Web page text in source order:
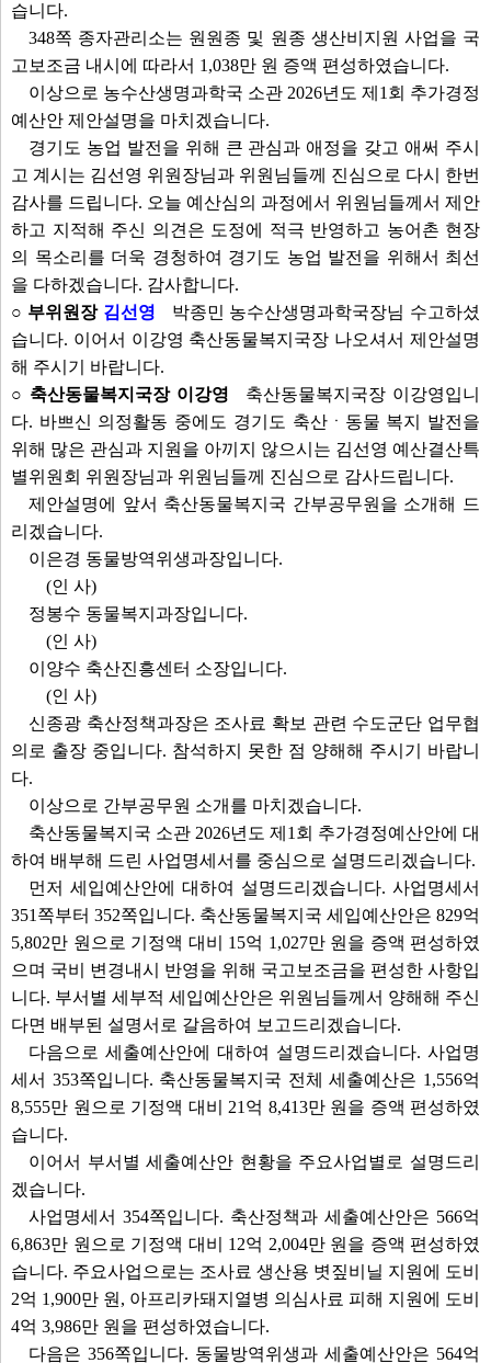
습니다.
348쪽 종자관리소는 원원종 및 원종 생산비지원 사업을 국
고보조금 내시에 따라서 1,038만 원 증액 편성하였습니다.
이상으로 농수산생명과학국 소관 2026년도 제1회 추가경정
예산안 제안설명을 마치겠습니다.
경기도 농업 발전을 위해 큰 관심과 애정을 갖고 애써 주시
고 계시는 김선영 위원장님과 위원님들께 진심으로 다시 한번
감사를 드립니다. 오늘 예산심의 과정에서 위원님들께서 제안
하고 지적해 주신 의견은 도정에 적극 반영하고 농어촌 현장
의 목소리를 더욱 경청하여 경기도 농업 발전을 위해서 최선
을 다하겠습니다. 감사합니다.
○ 부위원장 김선영
박종민 농수산생명과학국장님 수고하셨
습니다. 이어서 이강영 축산동물복지국장 나오셔서 제안설명
해 주시기 바랍니다.
○ 축산동물복지국장 이강영
축산동물복지국장 이강영입니
다. 바쁘신 의정활동 중에도 경기도 축산ㆍ동물 복지 발전을
위해 많은 관심과 지원을 아끼지 않으시는 김선영 예산결산특
별위원회 위원장님과 위원님들께 진심으로 감사드립니다.
제안설명에 앞서 축산동물복지국 간부공무원을 소개해 드
리겠습니다.
이은경 동물방역위생과장입니다.
(인 사)
정봉수 동물복지과장입니다.
(인 사)
이양수 축산진흥센터 소장입니다.
(인 사)
신종광 축산정책과장은 조사료 확보 관련 수도군단 업무협
의로 출장 중입니다. 참석하지 못한 점 양해해 주시기 바랍니
다.
이상으로 간부공무원 소개를 마치겠습니다.
축산동물복지국 소관 2026년도 제1회 추가경정예산안에 대
하여 배부해 드린 사업명세서를 중심으로 설명드리겠습니다.
먼저 세입예산안에 대하여 설명드리겠습니다. 사업명세서
351쪽부터 352쪽입니다. 축산동물복지국 세입예산안은 829억
5,802만 원으로 기정액 대비 15억 1,027만 원을 증액 편성하였
으며 국비 변경내시 반영을 위해 국고보조금을 편성한 사항입
니다. 부서별 세부적 세입예산안은 위원님들께서 양해해 주신
다면 배부된 설명서로 갈음하여 보고드리겠습니다.
다음으로 세출예산안에 대하여 설명드리겠습니다. 사업명
세서 353쪽입니다. 축산동물복지국 전체 세출예산은 1,556억
8,555만 원으로 기정액 대비 21억 8,413만 원을 증액 편성하였
습니다.
이어서 부서별 세출예산안 현황을 주요사업별로 설명드리
겠습니다.
사업명세서 354쪽입니다. 축산정책과 세출예산안은 566억
6,863만 원으로 기정액 대비 12억 2,004만 원을 증액 편성하였
습니다. 주요사업으로는 조사료 생산용 볏짚비닐 지원에 도비
2억 1,900만 원, 아프리카돼지열병 의심사료 피해 지원에 도비
4억 3,986만 원을 편성하였습니다.
다음은 356쪽입니다. 동물방역위생과 세출예산안은 564억